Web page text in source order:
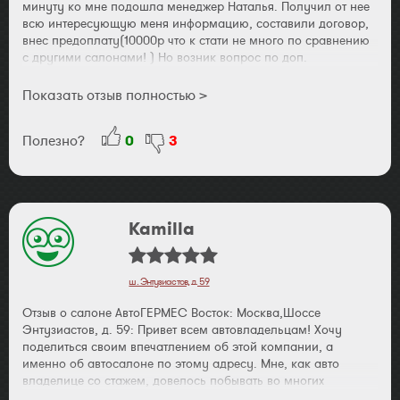
минуту ко мне подошла менеджер Наталья. Получил от нее
всю интересующую меня информацию, составили договор,
внес предоплату(10000р что к стати не много по сравнению
с другими салонами! ) Но возник вопрос по доп.
Воронину получил скидку. Короче ждать сказали месяц.
неделю и стал ждать. Ровно через месяц раздался звонок,
Наталья сказала что автомобиль пришел но попросила день
отсрочки. Я сначала напрягся, но через день приехав в
салон потратил ЧАС!!! времени, получил автомобиль без
Натальи хотелось бы сказать ей огромное СПАСИБО!!!!!!!!
Показать отзыв полностью >
Полезно? 0 3
Kamilla
ш. Энтузиастов, д. 59
Отзыв о салоне АвтоГЕРМЕС Восток: Москва,Шоссе
Энтузиастов, д. 59: Привет всем автовладельцам! Хочу
поделиться своим впечатлением об этой компании, а
именно об автосалоне по этому адресу. Мне, как авто
владелице со стажем, довелось побывать во многих